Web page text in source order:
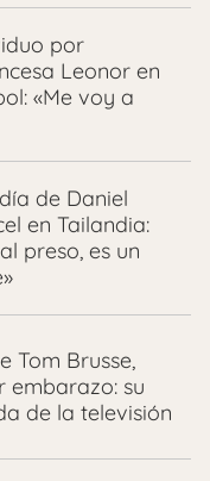
por
Leonor en
«Me voy a
de Daniel
en Tailandia:
preso, es un
Tom Brusse,
embarazo: su
de la televisión